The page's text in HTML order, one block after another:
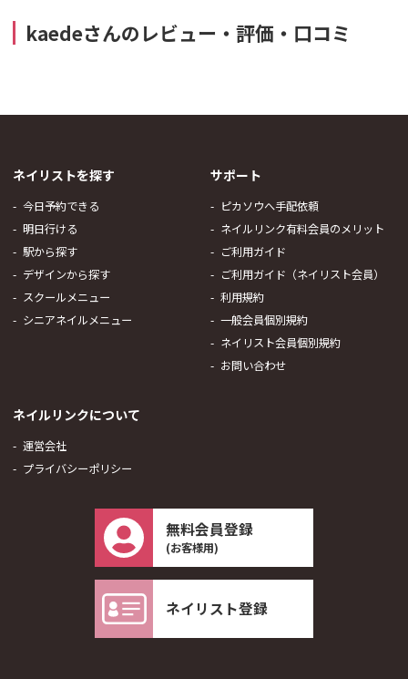
kaedeさんのレビュー・評価・口コミ
ネイリストを探す
今日予約できる
明日行ける
駅から探す
デザインから探す
スクールメニュー
シニアネイルメニュー
サポート
ピカソウへ手配依頼
ネイルリンク有料会員のメリット
ご利用ガイド
ご利用ガイド（ネイリスト会員）
利用規約
一般会員個別規約
ネイリスト会員個別規約
お問い合わせ
ネイルリンクについて
運営会社
プライバシーポリシー
無料会員登録
(お客様用)
ネイリスト登録